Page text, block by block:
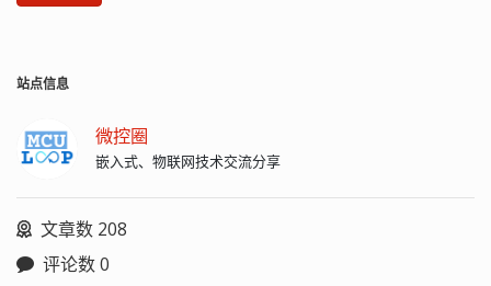
站点信息
微控圈
嵌入式、物联网技术交流分享
文章数 208
评论数 0